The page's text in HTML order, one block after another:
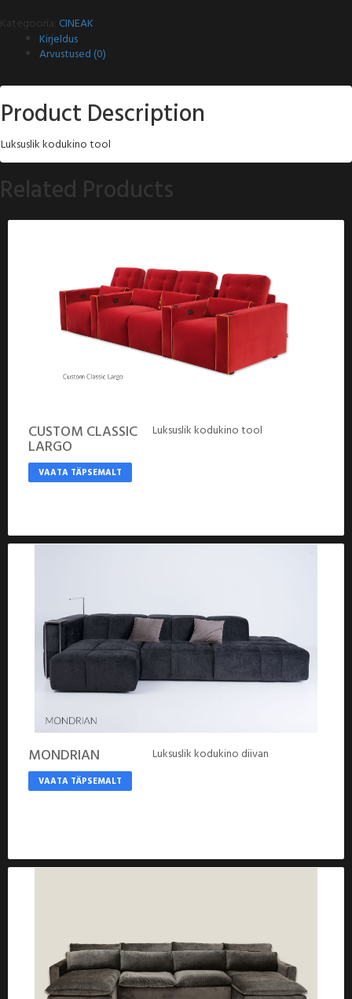
Kategooria: CINEAK
Kirjeldus
Arvustused (0)
Product Description
Luksuslik kodukino tool
Related Products
CUSTOM CLASSIC
LARGO
VAATA TÄPSEMALT
Luksuslik kodukino tool
MONDRIAN
VAATA TÄPSEMALT
Luksuslik kodukino diivan